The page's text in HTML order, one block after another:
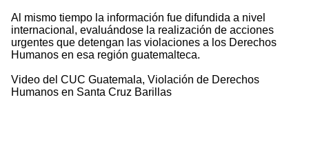
Al mismo tiempo la información fue difundida a nivel
internacional, evaluándose la realización de acciones
urgentes que detengan las violaciones a los Derechos
Humanos en esa región guatemalteca.
Video del CUC Guatemala, Violación de Derechos
Humanos en Santa Cruz Barillas